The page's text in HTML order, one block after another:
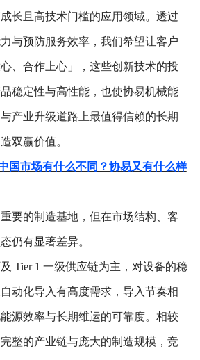
长且高技术门槛的应用领域。透过
与预防服务效率，我们希望让客户
、合作上心」，这些创新技术的投
稳定性与高性能，也使协易机械能
产业升级道路上最值得信赖的长期
双赢价值。
国市场有什么不同？协易又有什么样
要的制造基地，但在市场结构、客
仍有显著差异。
Tier 1 一级供应链为主，对设备的稳
动化导入有高度需求，导入节奏相
源效率与长期维运的可靠度。相较
整的产业链与庞大的制造规模，竞